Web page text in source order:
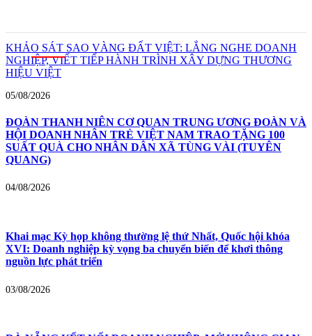
KHẢO SÁT SAO VÀNG ĐẤT VIỆT: LẮNG NGHE DOANH
NGHIỆP, VIẾT TIẾP HÀNH TRÌNH XÂY DỰNG THƯƠNG
HIỆU VIỆT
05/08/2026
ĐOÀN THANH NIÊN CƠ QUAN TRUNG ƯƠNG ĐOÀN VÀ
HỘI DOANH NHÂN TRẺ VIỆT NAM TRAO TẶNG 100
SUẤT QUÀ CHO NHÂN DÂN XÃ TÙNG VÀI (TUYÊN
QUANG)
04/08/2026
Khai mạc Kỳ họp không thường lệ thứ Nhất, Quốc hội khóa
XVI: Doanh nghiệp kỳ vọng ba chuyển biến để khơi thông
nguồn lực phát triển
03/08/2026